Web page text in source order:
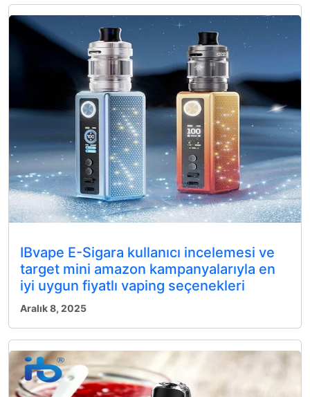
IBvape E-Sigara kullanıcı incelemesi ve
target mini amazon kampanyalarıyla en
iyi uygun fiyatlı vaping seçenekleri
Aralık 8, 2025